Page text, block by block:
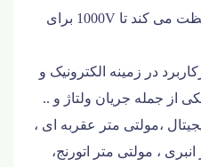
– ۳۲۵۷-۵۰ : اضافه بار محافظت می کند تا 1000V برای
در زمینه الکترونیک و
از جمله جریان ولتاژ و ..
،مولتی متر عقربه ای ،
، مولتی متر اتورنج،